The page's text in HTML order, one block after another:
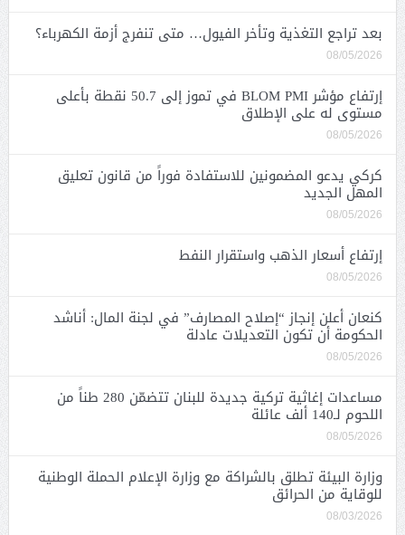
بعد تراجع التغذية وتأخر الفيول… متى تنفرج أزمة الكهرباء؟
08/05/2026
إرتفاع مؤشر BLOM PMI في تموز إلى 50.7 نقطة بأعلى
مستوى له على الإطلاق
08/05/2026
كركي يدعو المضمونين للاستفادة فوراً من قانون تعليق
المهل الجديد
08/05/2026
إرتفاع أسعار الذهب واستقرار النفط
08/05/2026
كنعان أعلن إنجاز “إصلاح المصارف” في لجنة المال: أناشد
الحكومة أن تكون التعديلات عادلة
08/05/2026
مساعدات إغاثية تركية جديدة للبنان تتضمّن 280 طناً من
اللحوم لـ140 ألف عائلة
08/05/2026
وزارة البيئة تطلق بالشراكة مع وزارة الإعلام الحملة الوطنية
للوقاية من الحرائق
08/03/2026